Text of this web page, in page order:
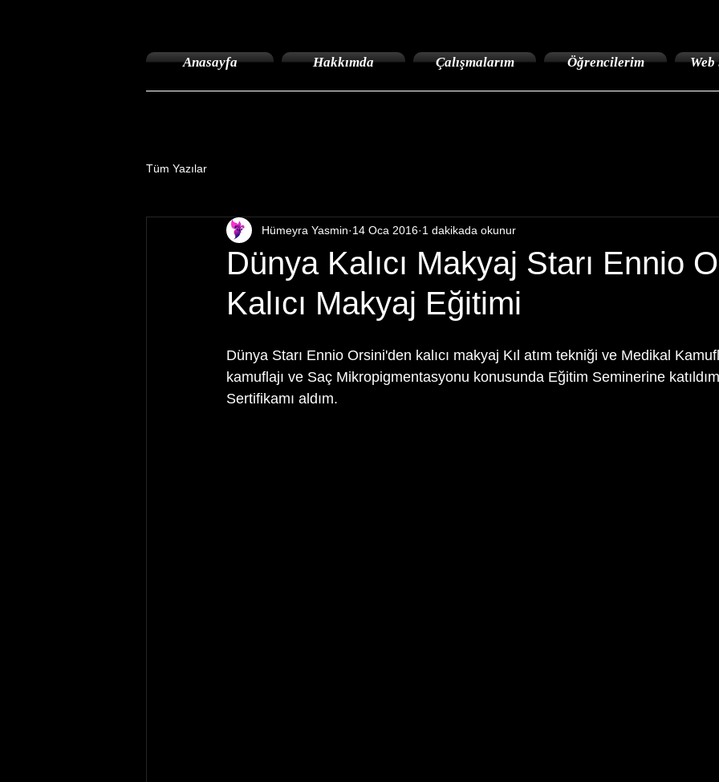
Anasayfa Hakkımda Çalışmalarım Öğrencilerim Web
Tüm Yazılar
Dünya Kalıcı Makyaj Starı Ennio
Kalıcı Makyaj Eğitimi
Hümeyra Yasmin 14 Oca 2016 1 dakikada okunur
Dünya Starı Ennio Orsini'den kalıcı makyaj Kıl atım tekniği ve Medikal
kamuflajı ve Saç Mikropigmentasyonu konusunda Eğitim Seminerine
Sertifikamı aldım.